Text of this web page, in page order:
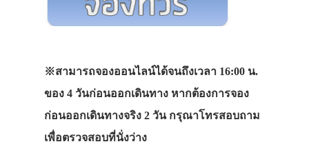
※สามารถจองออนไลน์ได้จนถึงเวลา 16:00 น.
ของ 4 วันก่อนออกเดินทาง หากต้องการจอง
ก่อนออกเดินทางจริง 2 วัน กรุณาโทรสอบถาม
เพื่อตรวจสอบที่นั่งว่าง